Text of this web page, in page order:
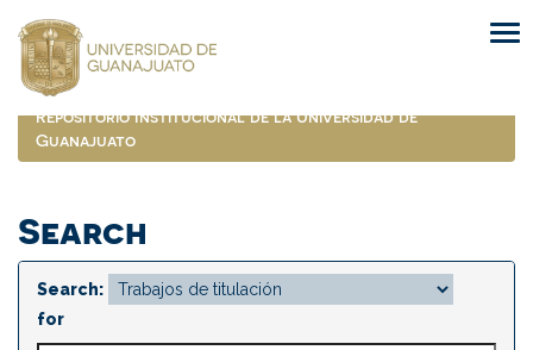
navigation
Repositorio Institucional de la Universidad de
Guanajuato
Search
Search:
for